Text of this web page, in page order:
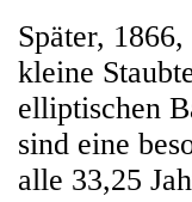
Später,
kleine
elliptischen
sind eine
alle 33,25